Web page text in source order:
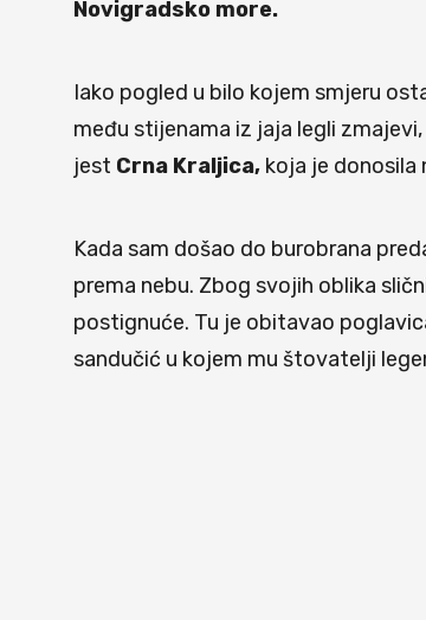
Novigradsko more.
Iako pogled u bilo kojem smjeru
među stijenama iz jaja legli
jest Crna Kraljica, koja je donosila
Kada sam došao do burobrana
prema nebu. Zbog svojih oblika
postignuće. Tu je obitavao
sandučić u kojem mu štovatelji